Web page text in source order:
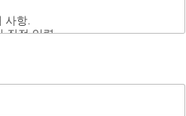
사항.
직접 입력.
된 후에는 해당 정보를 지체 없